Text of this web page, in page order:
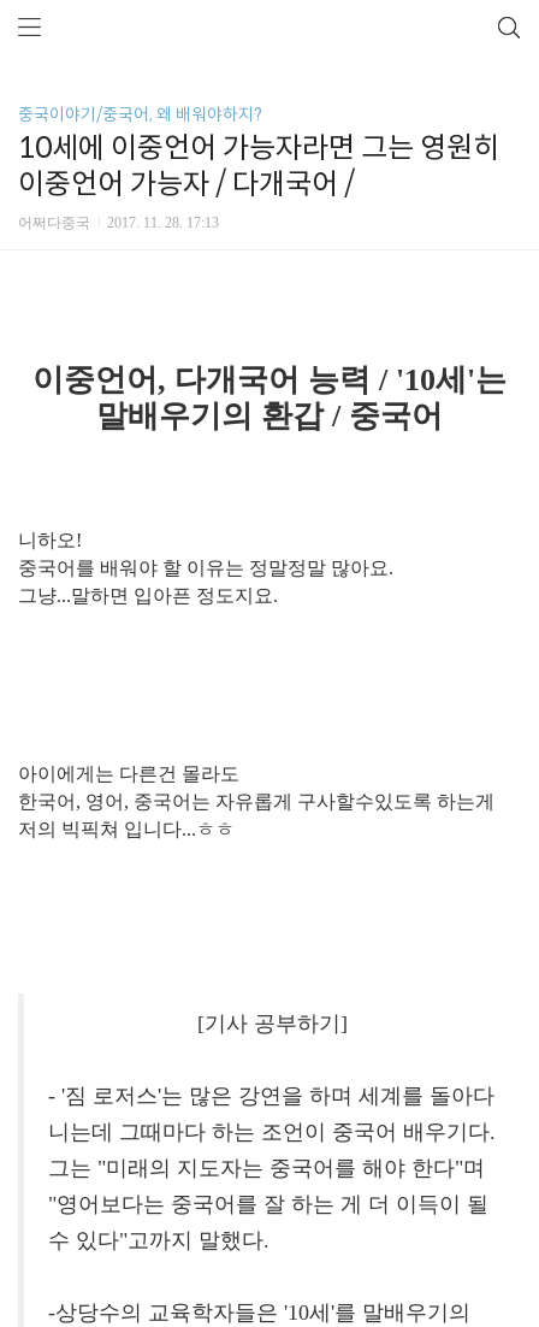
중국이야기/중국어, 왜 배워야하지?
10세에 이중언어 가능자라면 그는 영원히
이중언어 가능자 / 다개국어 /
어쩌다중국 2017. 11. 28. 17:13
이중언어, 다개국어 능력 / '10세'는
말배우기의 환갑 / 중국어
니하오!
중국어를 배워야 할 이유는 정말정말 많아요.
그냥...말하면 입아픈 정도지요.
아이에게는 다른건 몰라도
한국어, 영어, 중국어는 자유롭게 구사할수있도록 하는게
저의 빅픽쳐 입니다...ㅎㅎ
[기사 공부하기]
- '짐 로저스'는 많은 강연을 하며 세계를 돌아다
니는데 그때마다 하는 조언이 중국어 배우기다.
그는 "미래의 지도자는 중국어를 해야 한다"며
"영어보다는 중국어를 잘 하는 게 더 이득이 될
수 있다"고까지 말했다.
-상당수의 교육학자들은 '10세'를 말배우기의